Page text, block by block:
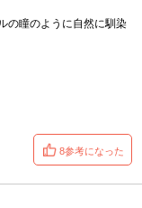
の瞳のように自然に馴染
8参考になった